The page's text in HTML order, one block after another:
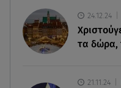
Μεθυσμένη οδηγός
γάμου της
09.08.26 , 11:12
24.12.24
τα δώρα,
21.11.24